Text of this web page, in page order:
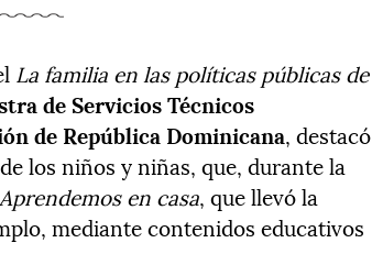
La familia en las políticas públicas de
de Servicios Técnicos
de República Dominicana, destacó
los niños y niñas, que, durante la
Aprendemos en casa, que llevó la
mediante contenidos educativos